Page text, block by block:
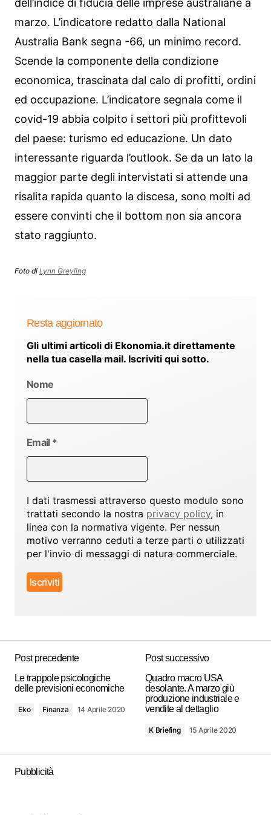
dell’indice di fiducia delle imprese australiane a
marzo. L’indicatore redatto dalla National
Australia Bank segna -66, un minimo record.
Scende la componente della condizione
economica, trascinata dal calo di profitti, ordini
ed occupazione. L’indicatore segnala come il
covid-19 abbia colpito i settori più profittevoli
del paese: turismo ed educazione. Un dato
interessante riguarda l’outlook. Se da un lato la
maggior parte degli intervistati si attende una
risalita rapida quanto la discesa, sono molti ad
essere convinti che il bottom non sia ancora
stato raggiunto.
Foto di Lynn Greyling
Resta aggiornato
Gli ultimi articoli di Ekonomia.it direttamente
nella tua casella mail. Iscriviti qui sotto.
Nome
Email *
I dati trasmessi attraverso questo modulo sono
trattati secondo la nostra privacy policy, in
linea con la normativa vigente. Per nessun
motivo verranno ceduti a terze parti o utilizzati
per l'invio di messaggi di natura commerciale.
Post precedente
Le trappole psicologiche
delle previsioni economiche
Eko Finanza 14 Aprile 2020
Post successivo
Quadro macro USA
desolante. A marzo giù
produzione industriale e
vendite al dettaglio
K Briefing 15 Aprile 2020
Pubblicità